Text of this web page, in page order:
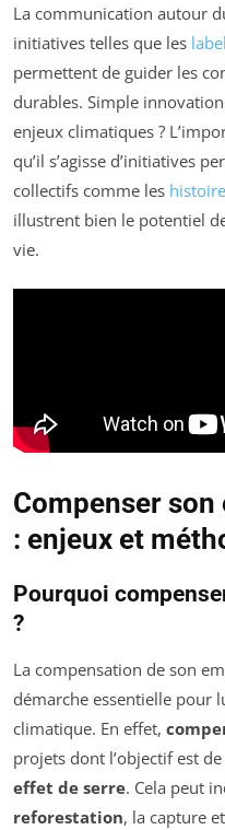
La communication autour
initiatives telles que les
permettent de guider les
durables. Simple
enjeux climatiques ?
qu’il s’agisse d’initiatives
collectifs comme les
illustrent bien le potentiel
vie.
Compenser
: enjeux et
Pourquoi
?
La compensation de son
démarche essentielle pour
climatique. En effet,
projets dont l’objectif est de
effet de serre. Cela peut
reforestation, la capture